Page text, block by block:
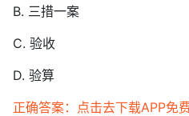
B. 三措一案
C. 验收
D. 验算
正确答案：点击去下载APP免